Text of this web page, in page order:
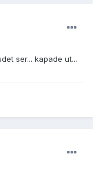
ser... kapade ut...